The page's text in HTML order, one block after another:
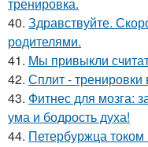
тренировка.
40. Здравствуйте.
родителями.
41. Мы привыкли
42. Сплит -
43. Фитнес для мозга:
ума и бодрость духа!
44. Петербуржца